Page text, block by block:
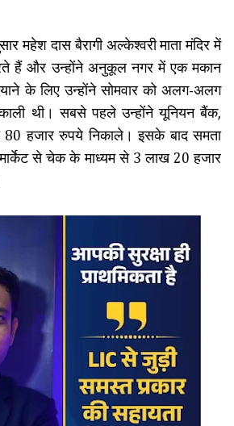
महेश दास बैरागी अल्केश्वरी माता मंदिर में
हैं और उन्होंने अनुकूल नगर में एक मकान
के लिए उन्होंने सोमवार को अलग-अलग
थी। सबसे पहले उन्होंने यूनियन बैंक,
हजार रुपये निकाले। इसके बाद समता
से चेक के माध्यम से 3 लाख 20 हजार